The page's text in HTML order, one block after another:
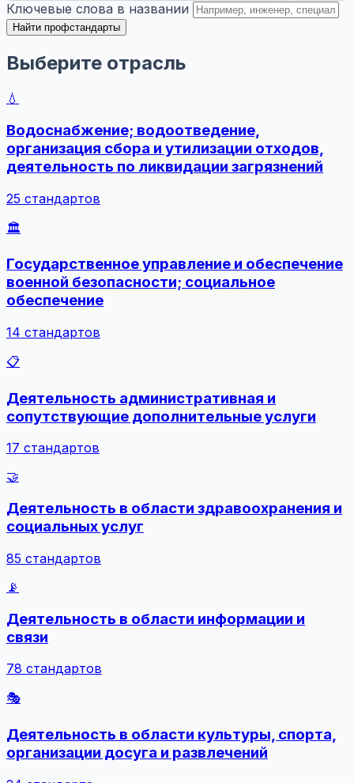
Ключевые слова в названии
Найти профстандарты
Выберите отрасль
💧
Водоснабжение; водоотведение,
организация сбора и утилизации отходов,
деятельность по ликвидации загрязнений
25 стандартов
🏛️
Государственное управление и обеспечение
военной безопасности; социальное
обеспечение
14 стандартов
📋
Деятельность административная и
сопутствующие дополнительные услуги
17 стандартов
🤝
Деятельность в области здравоохранения и
социальных услуг
85 стандартов
📡
Деятельность в области информации и
связи
78 стандартов
🎭
Деятельность в области культуры, спорта,
организации досуга и развлечений